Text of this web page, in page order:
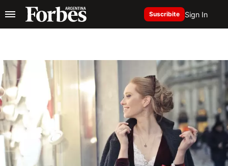
Suscribite Sign In